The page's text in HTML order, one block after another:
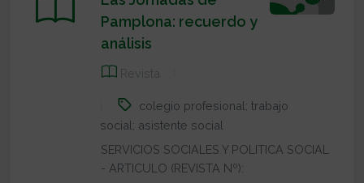
Pamplona: recuerdo y
análisis
Revista
colegio profesional; trabajo
social; asistente social
SERVICIOS SOCIALES Y POLITICA SOCIAL
- ARTICULO (REVISTA Nº):